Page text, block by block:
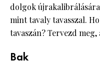
dolgok
mint tavaly tavasszal.
tavaszán? Tervezd
Bak